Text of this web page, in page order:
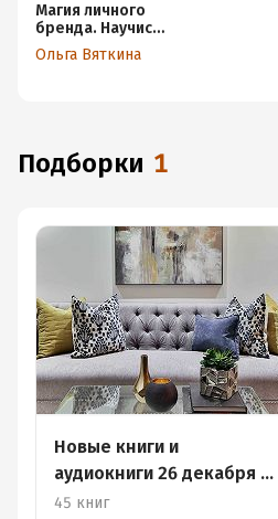
Магия личного
бренда. Научись
зарабатывать,
продвигая
Ольга Вяткина
Подборки 1
Новые книги и
аудиокниги 26 декабря –
1 января
45 книг